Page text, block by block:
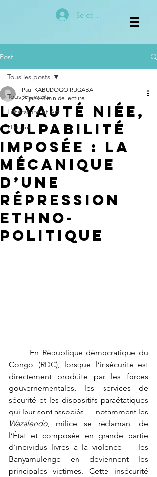
Se connecter
Post
Tous les posts
Littérature et Art
Histoire
Tous les posts
Loyauté niée,
culpabilité
imposée : la
mécanique
d’une
répression
ethno-
politique
Paul KABUDOGO RUGABA
29 janv. 3 min de lecture
	En
République démocratique du
Congo (RDC), lorsque l’insécurité est
directement produite par les forces
gouvernementales, les services de
sécurité et les dispositifs paraétatiques
Wazalendo , milice se réclamant de
l’État et composée en grande partie
d’individus livrés à la violence — les
Banyamulenge en deviennent les
principales victimes. Cette insécurité